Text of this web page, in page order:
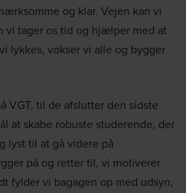
og klar. Vejen kan vi
vi tager os tid og hjælper med at
lykkes, vokser vi alle og bygger
VGT, til de afslutter den sidste
at skabe robuste studerende, der
lyst til at gå videre på
på og retter til, vi motiverer
fylder vi bagagen op med udsyn,